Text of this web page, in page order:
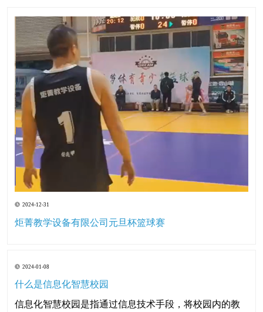
2024-12-31
炬菁教学设备有限公司元旦杯篮球赛
2024-01-08
什么是信息化智慧校园
信息化智慧校园是指通过信息技术手段，将校园内的教